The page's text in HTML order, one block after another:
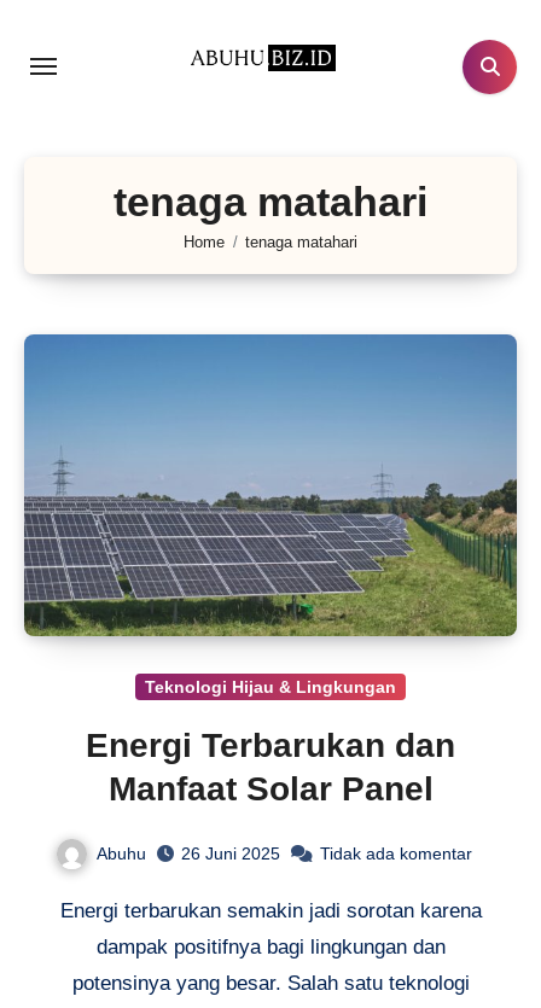
tenaga matahari
Home tenaga matahari
Teknologi Hijau & Lingkungan
Energi Terbarukan dan
Manfaat Solar Panel
Abuhu 26 Juni 2025 Tidak ada komentar
Energi terbarukan semakin jadi sorotan karena
dampak positifnya bagi lingkungan dan
potensinya yang besar. Salah satu teknologi